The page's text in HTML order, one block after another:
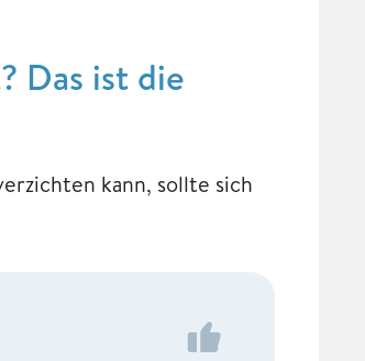
Das ist die
kann, sollte sich